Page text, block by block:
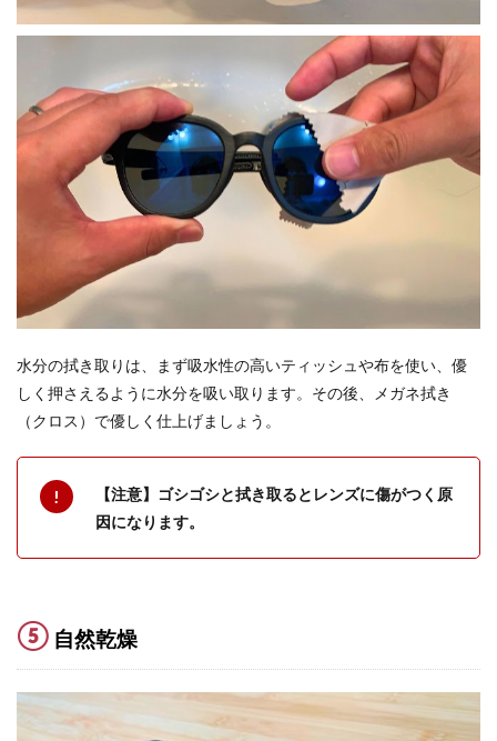
水分の拭き取りは、まず吸水性の高いティッシュや布を使い、優
しく押さえるように水分を吸い取ります。その後、メガネ拭き
（クロス）で優しく仕上げましょう。
【注意】ゴシゴシと拭き取るとレンズに傷がつく原
因になります。
⑤ 自然乾燥